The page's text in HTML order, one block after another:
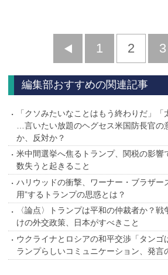
前
へ
1 2 3
編集部おすすめの関連記事
「クソみたいなことはもう終わりだ」「
…言いたい放題のヘグセス米国防長官の
か、反対か？
米中間選挙へ焦るトランプ、関税の影響
数失うと起きること
ハリウッドの衝撃、ワーナー・ブラザー
用”するトランプの思惑とは？
〈論点〉トランプは平和の仲裁者か？
けの外交政策、日本がすべきこと
ウクライナとロシアの和平交渉「タン
ランプらしいコミュニケーション、発言